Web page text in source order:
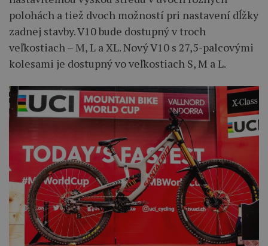
polohách a tiež dvoch možností pri nastavení dĺžky
zadnej stavby. V10 bude dostupný v troch
veľkostiach – M, L a XL. Nový V10 s 27,5-palcovými
kolesami je dostupný vo veľkostiach S, M a L.